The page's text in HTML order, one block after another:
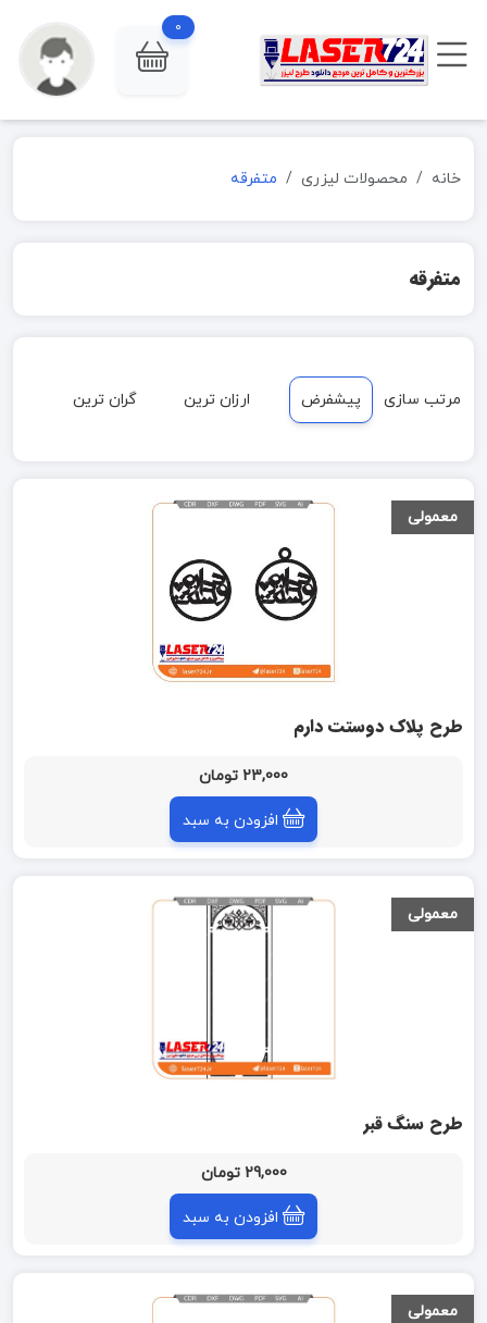
0
خانه محصولات لیزری متفرقه
متفرقه
مرتب سازی پیشفرض ارزان ترین گران ترین
معمولی
طرح پلاک دوستت دارم
23,000 تومان
افزودن به سبد
معمولی
طرح سنگ قبر
29,000 تومان
افزودن به سبد
معمولی